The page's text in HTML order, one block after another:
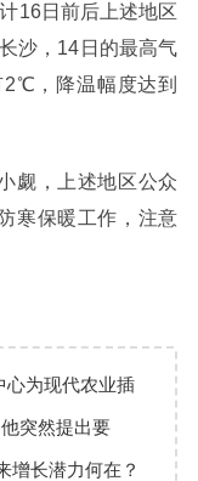
16日前后上述地区
沙，14日的最高气
，降温幅度达到
觑，上述地区公众
寒保暖工作，注意
心为现代农业插
突然提出要
增长潜力何在？